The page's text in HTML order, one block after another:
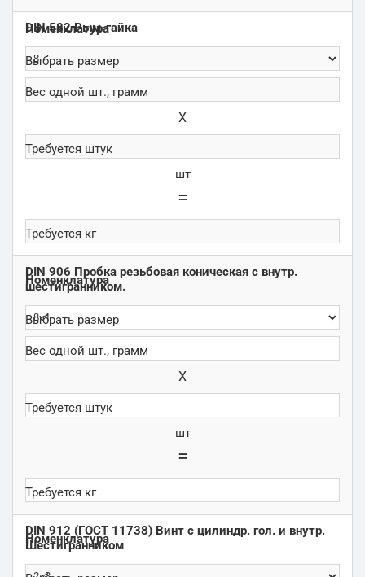
DIN 582 Рым-гайка
Х
шт
=
DIN 906 Пробка резьбовая коническая с внутр.
шестигранником.
Х
шт
=
DIN 912 (ГОСТ 11738) Винт с цилиндр. гол. и внутр.
Шестигранником